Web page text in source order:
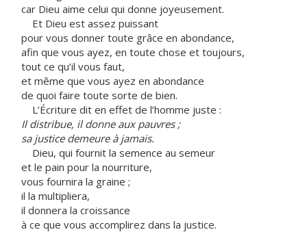
car Dieu aime celui qui donne joyeusement.
Et Dieu est assez puissant
pour vous donner toute grâce en abondance,
afin que vous ayez, en toute chose et toujours,
tout ce qu’il vous faut,
et même que vous ayez en abondance
de quoi faire toute sorte de bien.
L’Écriture dit en effet de l’homme juste :
Il distribue, il donne aux pauvres ;
sa justice demeure à jamais.
Dieu, qui fournit la semence au semeur
et le pain pour la nourriture,
vous fournira la graine ;
il la multipliera,
il donnera la croissance
à ce que vous accomplirez dans la justice.